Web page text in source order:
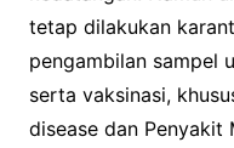
tetap dilakukan
pengambilan sampel
serta vaksinasi,
disease dan Penyakit